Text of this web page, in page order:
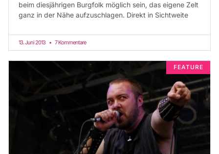
beim diesjährigen Burgfolk möglich sein, das eigene Zelt
ganz in der Nähe aufzuschlagen. Direkt in Sichtweite
13. Juni 2013 7 Kommentare
FEATURE